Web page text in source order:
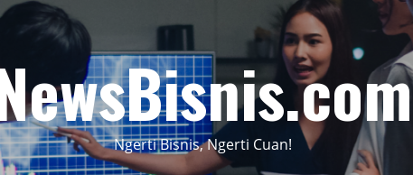
Ngerti Bisnis, Ngerti Cuan!